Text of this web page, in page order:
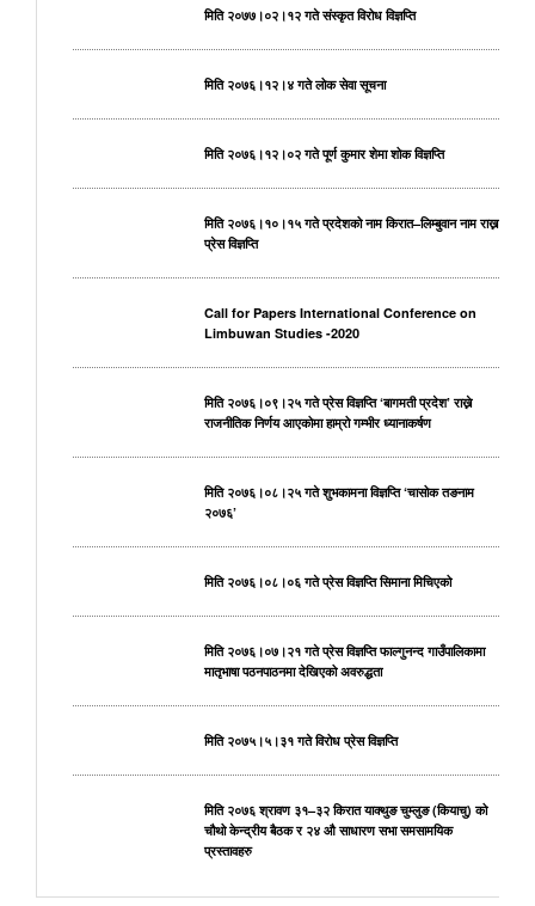
मिति २०७७।०२।१२ गते संस्कृत विरोध विज्ञप्ति
मिति २०७६।१२।४ गते लोक सेवा सूचना
मिति २०७६।१२।०२ गते पूर्ण कुमार शेमा शोक विज्ञप्ति
मिति २०७६।१०।१५ गते प्रदेशको नाम किरात–लिम्बुवान नाम राख्न
प्रेस विज्ञप्ति
Call for Papers International Conference on
Limbuwan Studies -2020
मिति २०७६।०९।२५ गते प्रेस विज्ञप्ति ‘बागमती प्रदेश’ राख्ने
राजनीतिक निर्णय आएकोमा हाम्रो गम्भीर ध्यानाकर्षण
मिति २०७६।०८।२५ गते शुभकामना विज्ञप्ति ‘चासोक तङनाम
२०७६’
मिति २०७६।०८।०६ गते प्रेस विज्ञप्ति सिमाना मिचिएको
मिति २०७६।०७।२१ गते प्रेस विज्ञप्ति फाल्गुनन्द गाउँपालिकामा
मातृभाषा पठनपाठनमा देखिएको अवरुद्धता
मिति २०७५।५।३१ गते विरोध प्रेस विज्ञप्ति
मिति २०७६ श्रावण ३१–३२ किरात याक्थुङ चुम्लुङ (कियाचु) को
चौथो केन्द्रीय बैठक र २४ औ साधारण सभा समसामयिक
प्रस्तावहरु